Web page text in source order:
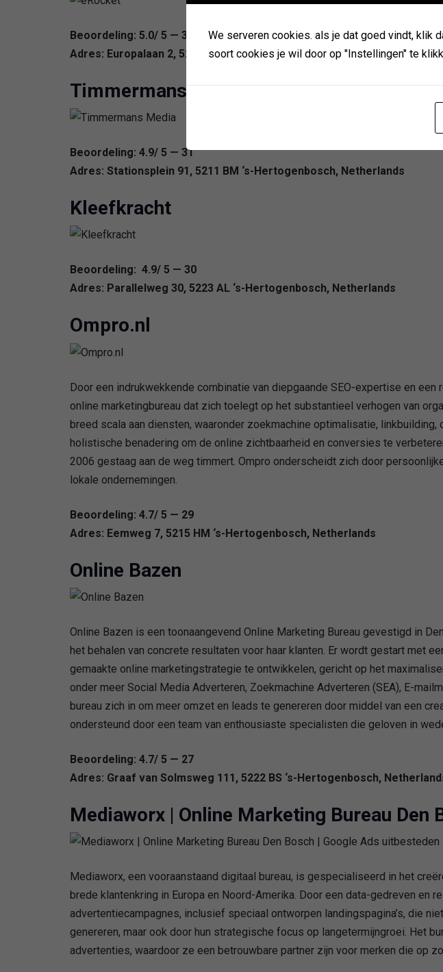
Beoordeling: 5.0/ 5 — 33
Adres: Europalaan 2, 5232 BC ‘s-Hertogenbosch, Netherlands
Timmermans Media
Beoordeling: 4.9/ 5 — 31
Adres: Stationsplein 91, 5211 BM ‘s-Hertogenbosch, Netherlands
Kleefkracht
Beoordeling: 4.9/ 5 — 30
Adres: Parallelweg 30, 5223 AL ‘s-Hertogenbosch, Netherlands
Ompro.nl
Door een indrukwekkende combinatie van diepgaande SEO-expertise en
online marketingbureau dat zich toelegt op het substantieel verhogen van
breed scala aan diensten, waaronder zoekmachine optimalisatie,
holistische benadering om de online zichtbaarheid en conversies te
2006 gestaag aan de weg timmert. Ompro onderscheidt zich door
lokale ondernemingen.
Beoordeling: 4.7/ 5 — 29
Adres: Eemweg 7, 5215 HM ‘s-Hertogenbosch, Netherlands
Online Bazen
Online Bazen is een toonaangevend Online Marketing Bureau gevestigd in
het behalen van concrete resultaten voor haar klanten. Er wordt gestart met
gemaakte online marketingstrategie te ontwikkelen, gericht op het
onder meer Social Media Adverteren, Zoekmachine Adverteren (SEA), E-
bureau zich in om meer omzet en leads te genereren door middel van een
ondersteund door een team van enthousiaste specialisten die geloven in
Beoordeling: 4.7/ 5 — 27
Adres: Graaf van Solmsweg 111, 5222 BS ‘s-Hertogenbosch,
Mediaworx | Online Marketing Bureau Den
Mediaworx, een vooraanstaand digitaal bureau, is gespecialiseerd in het
brede klantenkring in Europa en Noord-Amerika. Door een data-gedreven
advertentiecampagnes, inclusief speciaal ontworpen landingspagina’s, die
genereren, maar ook door hun strategische focus op langetermijngroei. Het
advertenties, waardoor ze een betrouwbare partner zijn voor merken die op
We serveren cookies. als je dat goed vindt, klik
soort cookies je wil door op "Instellingen" te